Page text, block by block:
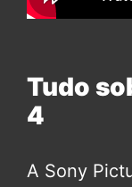
Tudo
4
A Sony